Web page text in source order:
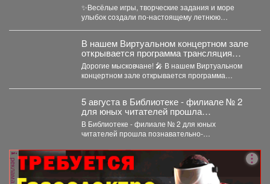
✨Весёлые игры, творческие задания и море
улыбок создали по-настоящему летнюю
В нашем Виртуальном концертном зале
открывается программа трансляция
концерта-караоке «Споём любимое и
родное»!
Дорогие мысковчане! 🎤 В нашем Виртуальном
концертном зале открывается программа
5 августа в Библиотеке - филиале № 2
для юных читателей прошла
познавательно-развлекательная
программа к Международному дню
светофора
В Библиотеке - филиале № 2 для юных
читателей прошла познавательно-
дню...
реклама